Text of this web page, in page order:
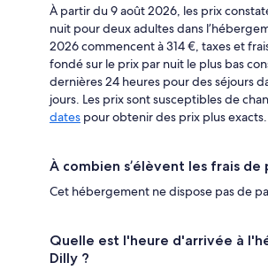
À partir du 9 août 2026, les prix
nuit pour deux adultes dans
2026 commencent à 314 €, taxes et
fondé sur le prix par nuit le plus bas
dernières 24 heures pour des séjours
jours. Les prix sont susceptibles de
dates pour obtenir des prix plus exacts.
À combien s’élèvent les frais de
Cet hébergement ne dispose pas de
Quelle est l'heure d'arrivée à
Dilly ?